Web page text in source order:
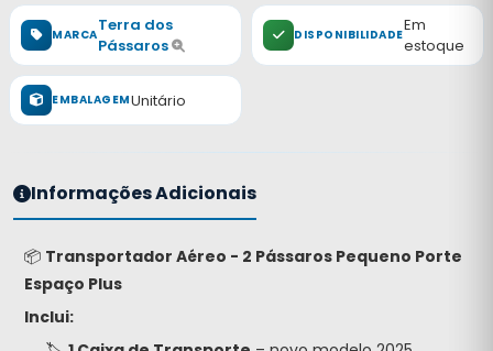
MARCATerra dos
Pássaros
DISPONIBILIDADEEm
estoque
EMBALAGEMUnitário
Informações Adicionais
📦 Transportador Aéreo - 2 Pássaros Pequeno Porte
Espaço Plus
Inclui: